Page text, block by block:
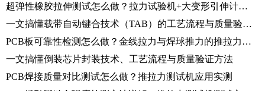
超弹性橡胶拉伸测试怎么做？拉力试验机+大变形引伸计完整测试方案解析
一文搞懂载带自动键合技术（TAB）的工艺流程与质量验证方法
PCB板可靠性检测怎么做？金线拉力与焊球推力的推拉力测试机实操
一文搞懂倒装芯片封装技术、工艺流程与质量验证方法
PCB焊接质量对比测试怎么做？推拉力测试机应用实测